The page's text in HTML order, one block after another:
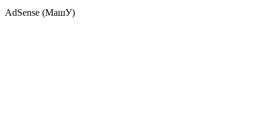
AdSense (МашУ)